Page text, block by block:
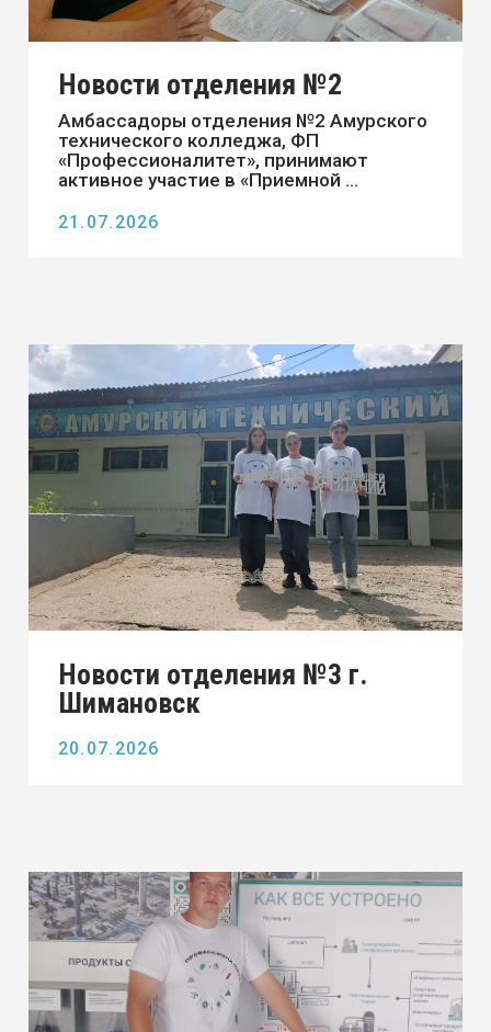
Лето – горячий сезон для абитуриентов
и их родителей.
17.07.2026
Новости отделения №1
30 июня на отделении №1 прошло
выпускникам 2026 года. В начале с
экрана к выпускникам об ...